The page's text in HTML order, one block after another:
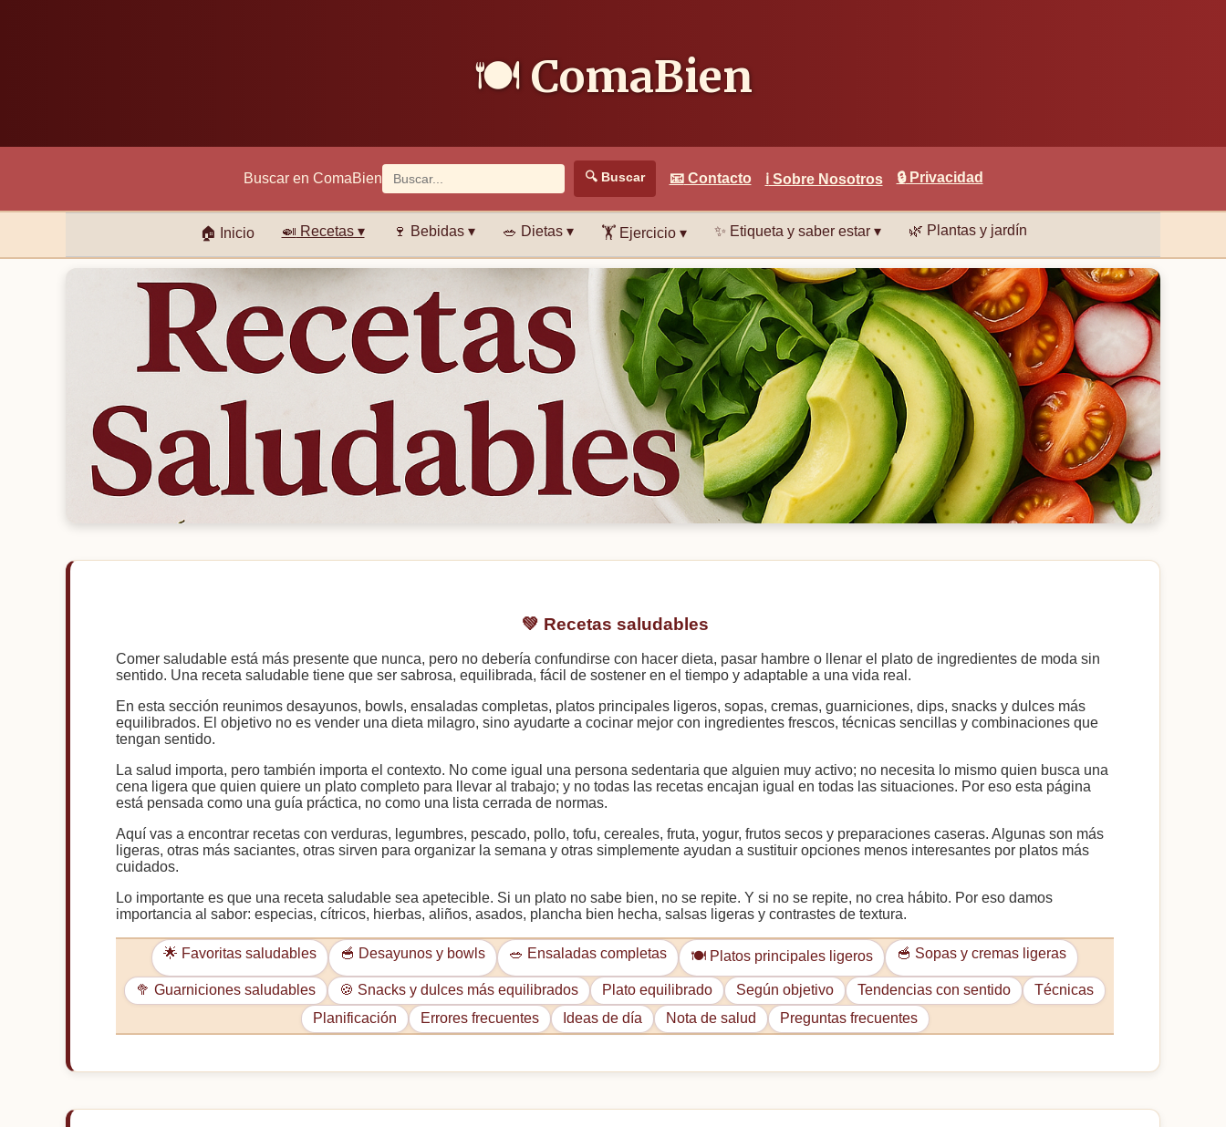
🍽️ ComaBien
Buscar en ComaBien 🔍Buscar 📧Contacto ℹ️Sobre Nosotros 🔒Privacidad
🏠 Inicio 🍛 Recetas ▾ 🍷 Bebidas ▾ 🥗 Dietas ▾ 🏋️Ejercicio ▾ ✨ Etiqueta y saber estar ▾ 🌿 Plantas y jardín
💚 Recetas saludables
Comer saludable está más presente que nunca, pero no debería confundirse con hacer dieta, pasar hambre o llenar el plato de ingredientes de moda sin
sentido. Una receta saludable tiene que ser sabrosa, equilibrada, fácil de sostener en el tiempo y adaptable a una vida real.
En esta sección reunimos desayunos, bowls, ensaladas completas, platos principales ligeros, sopas, cremas, guarniciones, dips, snacks y dulces más
equilibrados. El objetivo no es vender una dieta milagro, sino ayudarte a cocinar mejor con ingredientes frescos, técnicas sencillas y combinaciones que
tengan sentido.
La salud importa, pero también importa el contexto. No come igual una persona sedentaria que alguien muy activo; no necesita lo mismo quien busca una
cena ligera que quien quiere un plato completo para llevar al trabajo; y no todas las recetas encajan igual en todas las situaciones. Por eso esta página
está pensada como una guía práctica, no como una lista cerrada de normas.
Aquí vas a encontrar recetas con verduras, legumbres, pescado, pollo, tofu, cereales, fruta, yogur, frutos secos y preparaciones caseras. Algunas son más
ligeras, otras más saciantes, otras sirven para organizar la semana y otras simplemente ayudan a sustituir opciones menos interesantes por platos más
cuidados.
Lo importante es que una receta saludable sea apetecible. Si un plato no sabe bien, no se repite. Y si no se repite, no crea hábito. Por eso damos
importancia al sabor: especias, cítricos, hierbas, aliños, asados, plancha bien hecha, salsas ligeras y contrastes de textura.
🌟 Favoritas saludables 🥣 Desayunos y bowls 🥗 Ensaladas completas 🍽️ Platos principales ligeros 🥣 Sopas y cremas ligeras
🥦 Guarniciones saludables 🍪 Snacks y dulces más equilibrados Plato equilibrado Según objetivo Tendencias con sentido
Técnicas
Planificación
Errores frecuentes Ideas de día Nota de salud Preguntas frecuentes